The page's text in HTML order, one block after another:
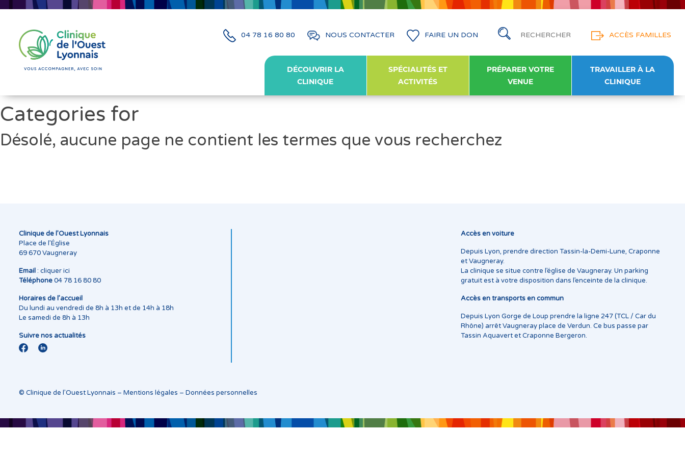
04 78 16 80 80 NOUS CONTACTER FAIRE UN DON ACCÈS FAMILLES
DÉCOUVRIR LA
CLINIQUE
SPÉCIALITÉS ET
ACTIVITÉS
PRÉPARER VOTRE
VENUE
TRAVAILLER À LA
CLINIQUE
Categories for
Désolé, aucune page ne contient les termes que vous recherchez
Clinique de l’Ouest Lyonnais
Place de l’Église
69 670 Vaugneray
Email : cliquer ici
Téléphone04 78 16 80 80
Horaires de l’accueil
Du lundi au vendredi de 8h à 13h et de 14h à 18h
Le samedi de 8h à 13h
Suivre nos actualités
Accès en voiture
Depuis Lyon, prendre direction Tassin-la-Demi-Lune, Craponne
et Vaugneray.
La clinique se situe contre l’église de Vaugneray. Un parking
gratuit est à votre disposition dans l’enceinte de la clinique.
Accès en transports en commun
Depuis Lyon Gorge de Loup prendre la ligne 247 (TCL / Car du
Rhône) arrêt Vaugneray place de Verdun. Ce bus passe par
Tassin Aquavert et Craponne Bergeron.
© Clinique de l’Ouest Lyonnais – Mentions légales – Données personnelles